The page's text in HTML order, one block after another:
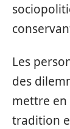
Les
des
mettre en
tradition